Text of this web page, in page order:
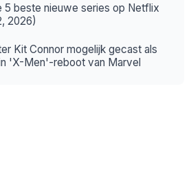
5 beste nieuwe series op Netflix
2026)
Kit Connor mogelijk gecast als
'X-Men'-reboot van Marvel